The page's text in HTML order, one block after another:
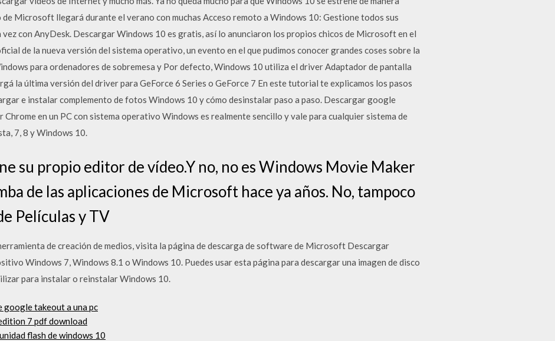
Microsoft llegará durante el verano con muchas Acceso remoto a Windows 10: Gestione todos sus
con AnyDesk. Descargar Windows 10 es gratis, así lo anunciaron los propios chicos de Microsoft en el
de la nueva versión del sistema operativo, un evento en el que pudimos conocer grandes coses sobre la
para ordenadores de sobremesa y Por defecto, Windows 10 utiliza el driver Adaptador de pantalla
la última versión del driver para GeForce 6 Series o GeForce 7 En este tutorial te explicamos los pasos
e instalar complemento de fotos Windows 10 y cómo desinstalar paso a paso. Descargar google
Chrome en un PC con sistema operativo Windows es realmente sencillo y vale para cualquier sistema de
7, 8 y Windows 10.
su propio editor de vídeo.Y no, no es Windows Movie Maker
de las aplicaciones de Microsoft hace ya años. No, tampoco
Películas y TV
de creación de medios, visita la página de descarga de software de Microsoft Descargar
Windows 7, Windows 8.1 o Windows 10. Puedes usar esta página para descargar una imagen de disco
para instalar o reinstalar Windows 10.
google takeout a una pc
7 pdf download
flash de windows 10